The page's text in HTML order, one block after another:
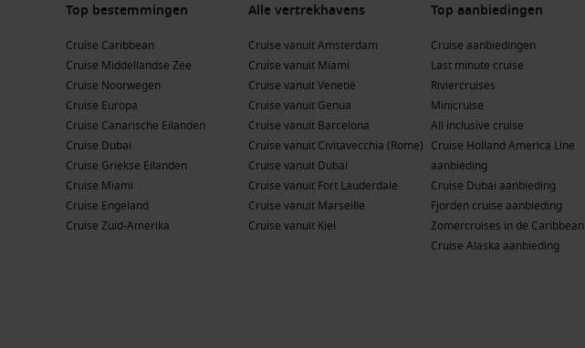
Top bestemmingen
Cruise Caribbean
Cruise Middellandse Zee
Cruise Noorwegen
Cruise Europa
Cruise Canarische Eilanden
Cruise Dubai
Cruise Griekse Eilanden
Cruise Miami
Cruise Engeland
Cruise Zuid-Amerika
Alle vertrekhavens
Cruise vanuit Amsterdam
Cruise vanuit Miami
Cruise vanuit Venetië
Cruise vanuit Genua
Cruise vanuit Barcelona
Cruise vanuit Civitavecchia (Rome)
Cruise vanuit Dubai
Cruise vanuit Fort Lauderdale
Cruise vanuit Marseille
Cruise vanuit Kiel
Top aanbiedingen
Cruise aanbiedingen
Last minute cruise
Riviercruises
Minicruise
All inclusive cruise
Cruise Holland America Line
aanbieding
Cruise Dubai aanbieding
Fjorden cruise aanbieding
Zomercruises in de Caribbean
Cruise Alaska aanbieding